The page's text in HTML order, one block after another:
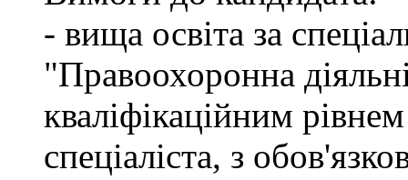
- вища освіта за
"Правоохоронна
кваліфікаційним
спеціаліста, з